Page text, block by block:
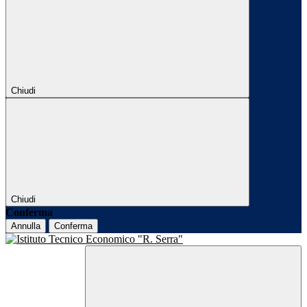
Chiudi
Chiudi
Conferma
Annulla Conferma